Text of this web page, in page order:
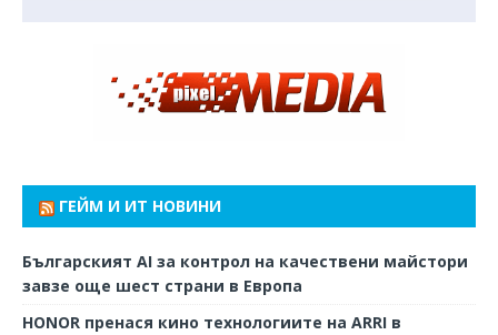
ГЕЙМ И ИТ НОВИНИ
Българският AI за контрол на качествени майстори
завзе още шест страни в Европа
HONOR пренася кино технологиите на ARRI в